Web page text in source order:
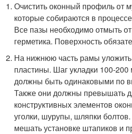
Очистить оконный профиль от
которые собираются в
Все пазы необходимо отмыть
герметика. Поверхность
На нижнюю часть рамы
пластины. Шаг укладки 100-
должны быть одинаковыми по
Также они должны превышать
конструктивных элементов
уголки, шурупы, шляпки
мешать установке штапиков и